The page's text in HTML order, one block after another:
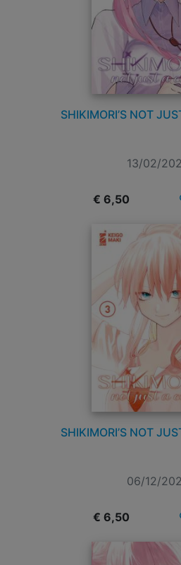
SHIKIMORI’S NOT
13/02/
€ 6,50
SHIKIMORI’S NOT
06/12/
€ 6,50